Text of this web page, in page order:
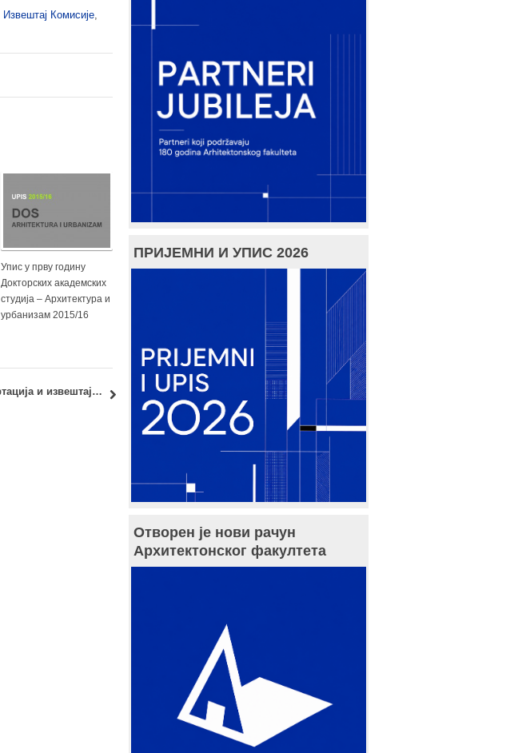
Извештај Комисије,
Упис у прву годину
Докторских академских
студија – Архитектура и
урбанизам 2015/16
Докторска дисертација и извештај Комисије: кандидат Ива Чукић, дипл.инж.арх.
ПРИЈЕМНИ И УПИС 2026
Отворен је нови рачун
Архитектонског факултета